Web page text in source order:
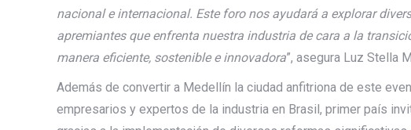
nacional e internacional. Este foro nos ayudará a explorar
apremiantes que enfrenta nuestra industria de cara a la
manera eficiente, sostenible e innovadora”, asegura Luz Stella
Además de convertir a Medellín la ciudad anfitriona de este
empresarios y expertos de la industria en Brasil, primer país